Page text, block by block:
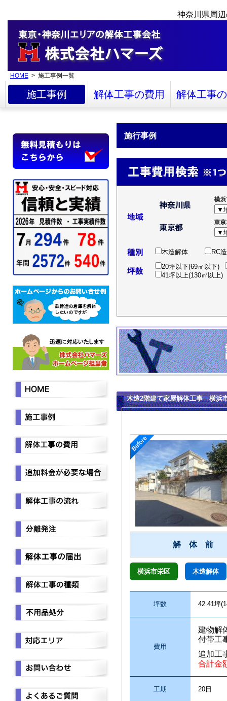
神奈川県周
HOME > 施工事例一覧
施工事例 解体工事の費用 解体工事
施行事例
木造解体
RC
20坪以下(69㎡以下)
41坪以上(130㎡以上)
木造2階建て家屋解体工事 横浜
解 体 前
横浜市栄区 木造解体
坪数 42.41坪
費用
建物解
付帯工
追加工
合計金
工期 20日